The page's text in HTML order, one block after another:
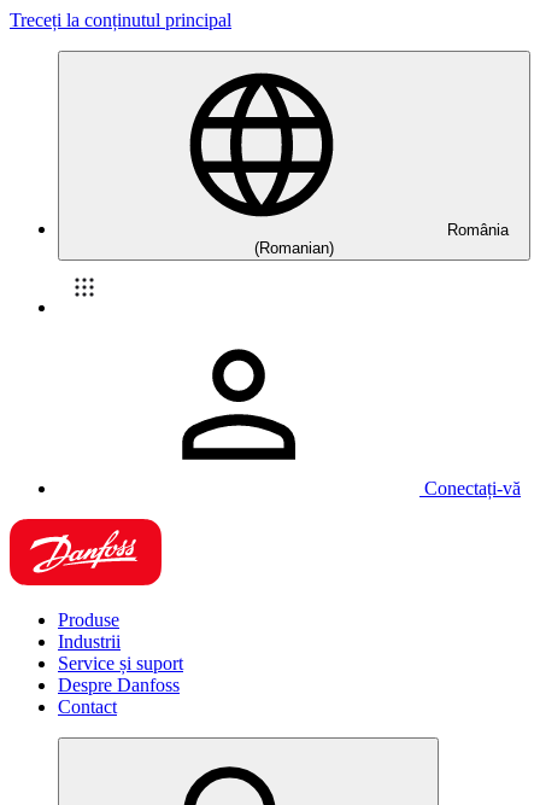
Treceți la conținutul principal
România
(Romanian)
Conectați-vă
Produse
Industrii
Service și suport
Despre Danfoss
Contact